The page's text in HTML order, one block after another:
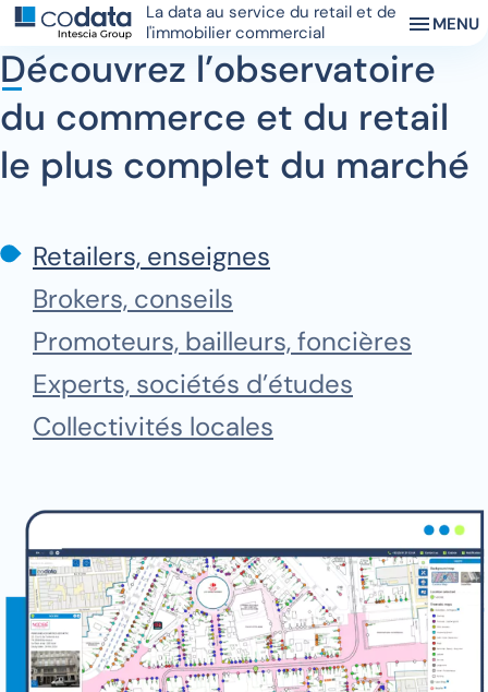
La data au service du retail et de
l'immobilier commercial
MENU
Découvrez l’observatoire
du commerce et du retail
le plus complet du marché
Retailers, enseignes
Brokers, conseils
Promoteurs, bailleurs, foncières
Experts, sociétés d’études
Collectivités locales